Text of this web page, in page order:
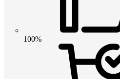
100%